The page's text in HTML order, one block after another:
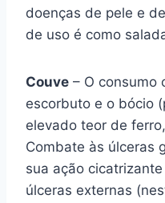
doenças de pele e
de uso é como
Couve – O consumo
escorbuto e o bócio
elevado teor de
Combate às úlceras
sua ação
úlceras externas